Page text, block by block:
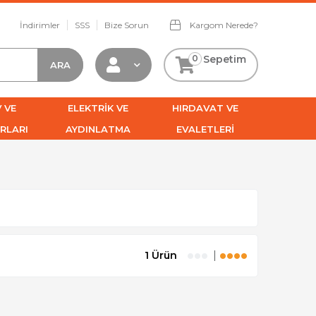
İndirimler SSS Bize Sorun Kargom Nerede?
Sepetim
0
VE
ELEKTRİK VE
AYDINLATMA
HIRDAVAT VE
EVALETLERİ
1 Ürün